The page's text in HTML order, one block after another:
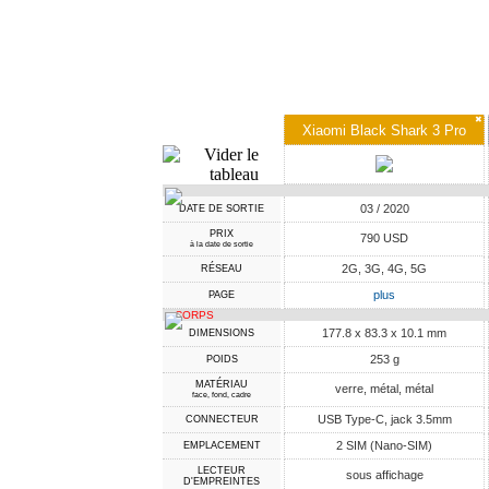
✖
Xiaomi Black Shark 3 Pro
DATE DE SORTIE 03 / 2020
PRIX
à la date de sortie 790 USD
RÉSEAU 2G, 3G, 4G, 5G
PAGE plus
CORPS
DIMENSIONS 177.8 x 83.3 x 10.1 mm
POIDS 253 g
MATÉRIAU
face, fond, cadre verre, métal, métal
CONNECTEUR USB Type-C, jack 3.5mm
EMPLACEMENT 2 SIM (Nano-SIM)
LECTEUR
D'EMPREINTES
sous affichage